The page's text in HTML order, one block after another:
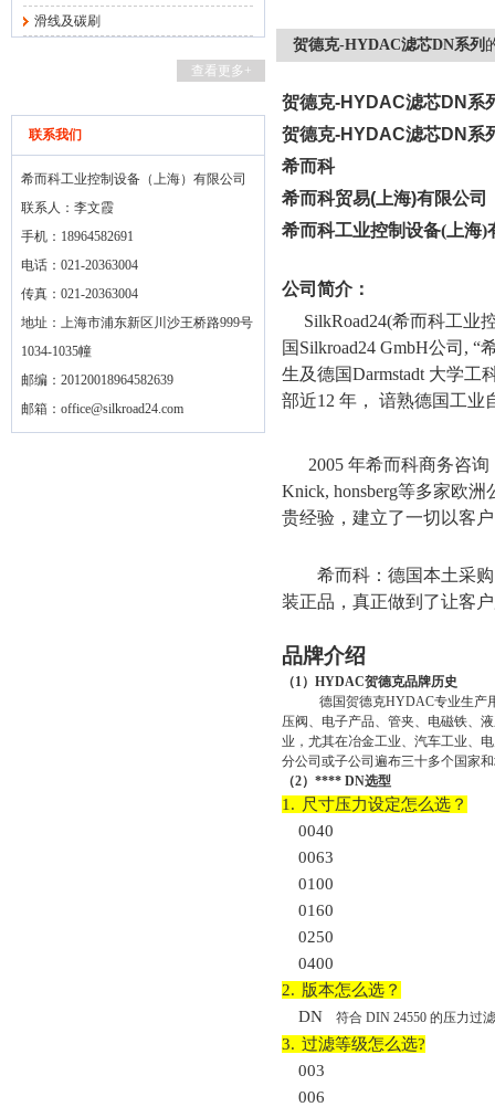
滑线及碳刷
查看更多+
联系我们
希而科工业控制设备（上海）有限公司
联系人：李文霞
手机：18964582691
电话：021-20363004
传真：021-20363004
地址：上海市浦东新区川沙王桥路999号
1034-1035幢
邮编：20120018964582639
邮箱： office@silkroad24.com
贺德克-HYDAC滤芯DN系列
贺德克-HYDAC滤芯DN系
贺德克-HYDAC滤芯DN系
希而科
希而科贸易( 上海)有限公司
希而科工业控制设备( 上海)
公司简介：
SilkRoad24(希而科工业
国 Silkroad24 GmbH公司 , “
生及德国Darmstadt 大学工
部近12 年， 谙熟德国工业
2005 年希而科商务咨
Knick, honsberg等多家欧洲
贵经验，建立了一切以客
希而科：德国本土采
装正品，真正做到了让客
品牌介绍
（1） HYDAC贺德克品牌历史
德国贺德克HYDAC专业生产
压阀、电子产品、管夹、电磁铁、
业，尤其在冶金工业、汽车工业、
分公司或子公司遍布三十多个国家
（2） **** DN选型
1. 尺寸压力设定怎么选？
0040
0063
0100
0160
0250
0400
2. 版本怎么选？
DN
符合 DIN 24550 的压力过
3. 过滤等级怎么选?
003
006